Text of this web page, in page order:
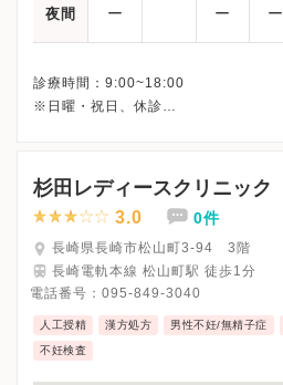
夜間 ー ー ー
診療時間：9:00~18:00
※日曜・祝日、休診
杉田レディースクリニック
3.0 0件
長崎県長崎市松山町3-94 3階
長崎電軌本線 松山町駅 徒歩1分
電話番号： 095-849-3040
人工授精 漢方処方 男性不妊/無精子症
不妊検査